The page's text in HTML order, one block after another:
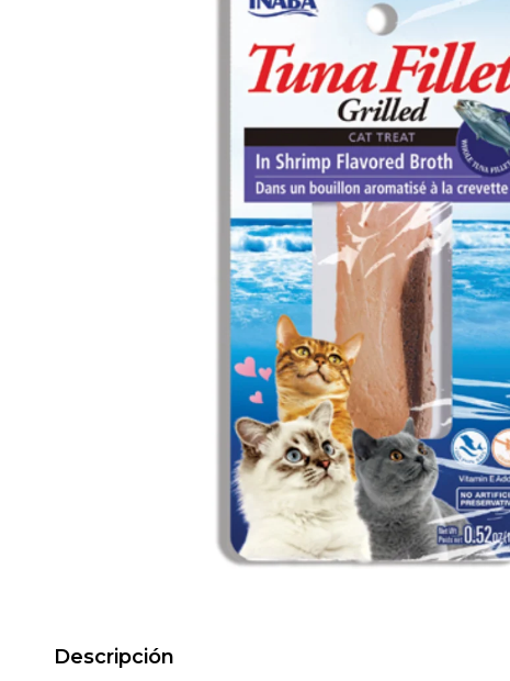
Descripción